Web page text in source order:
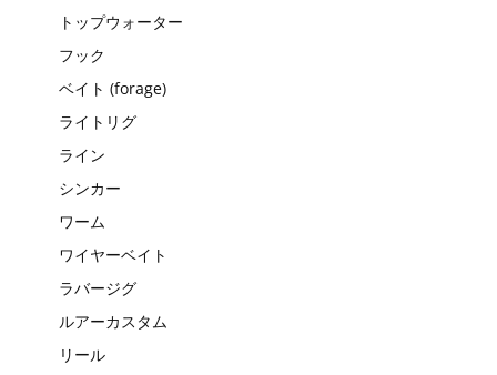
トップウォーター
フック
ベイト (forage)
ライトリグ
ライン
シンカー
ワーム
ワイヤーベイト
ラバージグ
ルアーカスタム
リール